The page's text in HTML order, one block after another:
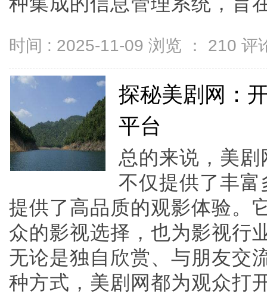
时间 : 2025-11-09 浏览 ： 210 评
探秘美剧网：
平台
总的来说，美
不仅提供了丰
提供了高品质的观影体验。
众的影视选择，也为影视行
无论是独自欣赏、与朋友交
种方式，美剧网都为观众打